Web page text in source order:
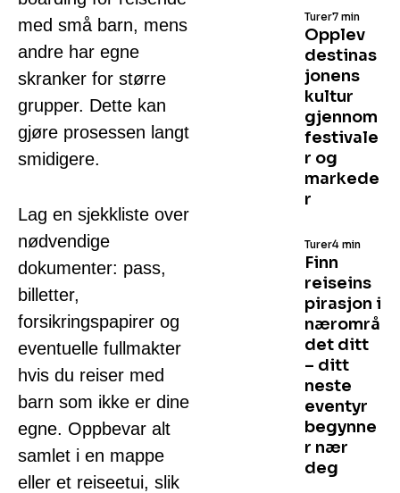
med små barn, mens
andre har egne
skranker for større
grupper. Dette kan
gjøre prosessen langt
smidigere.
Lag en sjekkliste over
nødvendige
dokumenter: pass,
billetter,
forsikringspapirer og
eventuelle fullmakter
hvis du reiser med
barn som ikke er dine
egne. Oppbevar alt
samlet i en mappe
eller et reiseetui, slik
Opplev
destinas
jonens
kultur
gjennom
festivale
r og
markede
r
Turer7 min
Finn
reiseins
pirasjon i
nærområ
det ditt
– ditt
neste
eventyr
begynne
r nær
deg
Turer4 min